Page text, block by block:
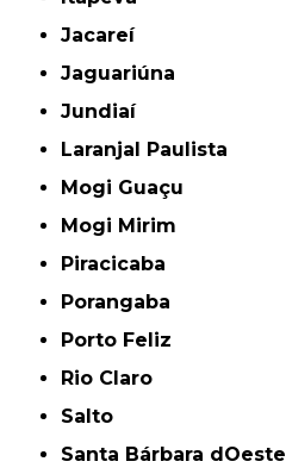
Jacareí
Jaguariúna
Jundiaí
Laranjal Paulista
Mogi Guaçu
Mogi Mirim
Piracicaba
Porangaba
Porto Feliz
Rio Claro
Salto
Santa Bárbara dOeste